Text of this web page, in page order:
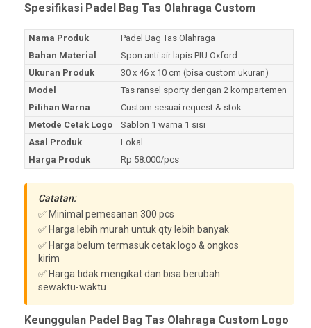
Spesifikasi Padel Bag Tas Olahraga Custom
Nama Produk
Padel Bag Tas Olahraga
Bahan Material
Spon anti air lapis PIU Oxford
Ukuran Produk
30 x 46 x 10 cm (bisa custom ukuran)
Model
Tas ransel sporty dengan 2 kompartemen
Pilihan Warna
Custom sesuai request & stok
Metode Cetak Logo
Sablon 1 warna 1 sisi
Asal Produk
Lokal
Harga Produk
Rp 58.000/pcs
Catatan:
✅ Minimal pemesanan 300 pcs
✅ Harga lebih murah untuk qty lebih banyak
✅ Harga belum termasuk cetak logo & ongkos
kirim
✅ Harga tidak mengikat dan bisa berubah
sewaktu-waktu
Keunggulan Padel Bag Tas Olahraga Custom Logo